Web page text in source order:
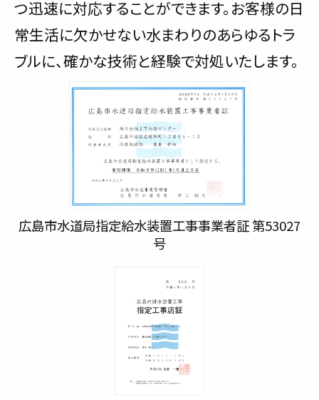
つ迅速に対応することができます。お客様の日
常生活に欠かせない水まわりのあらゆるトラ
ブルに、確かな技術と経験で対処いたします。
広島市水道局指定給水装置工事事業者証 第53027
号